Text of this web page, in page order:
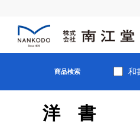
商品検索 和
洋書